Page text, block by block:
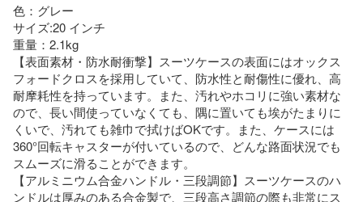
色：グレー
サイズ:20 インチ
重量：2.1kg
【表面素材・防水耐衝撃】スーツケースの表面にはオックス
フォードクロスを採用していて、防水性と耐傷性に優れ、高
耐摩耗性を持っています。また、汚れやホコリに強い素材な
ので、長い間使っていなくても、隅に置いても埃がたまりに
くいで、汚れても雑巾で拭けばOKです。また、ケースには
360°回転キャスターが付いているので、どんな路面状況でも
スムーズに滑ることができます。
【アルミニウム合金ハンドル・三段調節】スーツケースのハ
ンドルは厚みのある合金製で、三段高さ調節の際も非常にス